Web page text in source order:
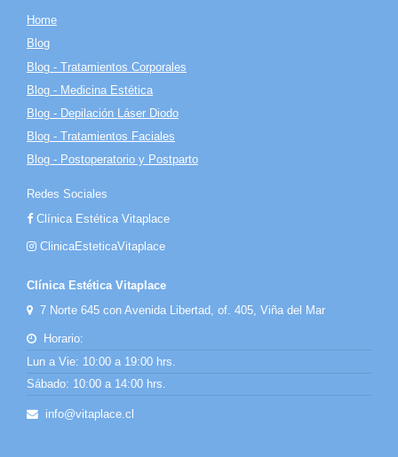
Home
Blog
Blog - Tratamientos Corporales
Blog - Medicina Estética
Blog - Depilación Láser Diodo
Blog - Tratamientos Faciales
Blog - Postoperatorio y Postparto
Redes Sociales
Clínica Estética Vitaplace
ClinicaEsteticaVitaplace
Clínica Estética Vitaplace
7 Norte 645 con Avenida Libertad, of. 405, Viña del Mar
Horario:
Lun a Vie: 10:00 a 19:00 hrs.
Sábado: 10:00 a 14:00 hrs.
info@vitaplace.cl